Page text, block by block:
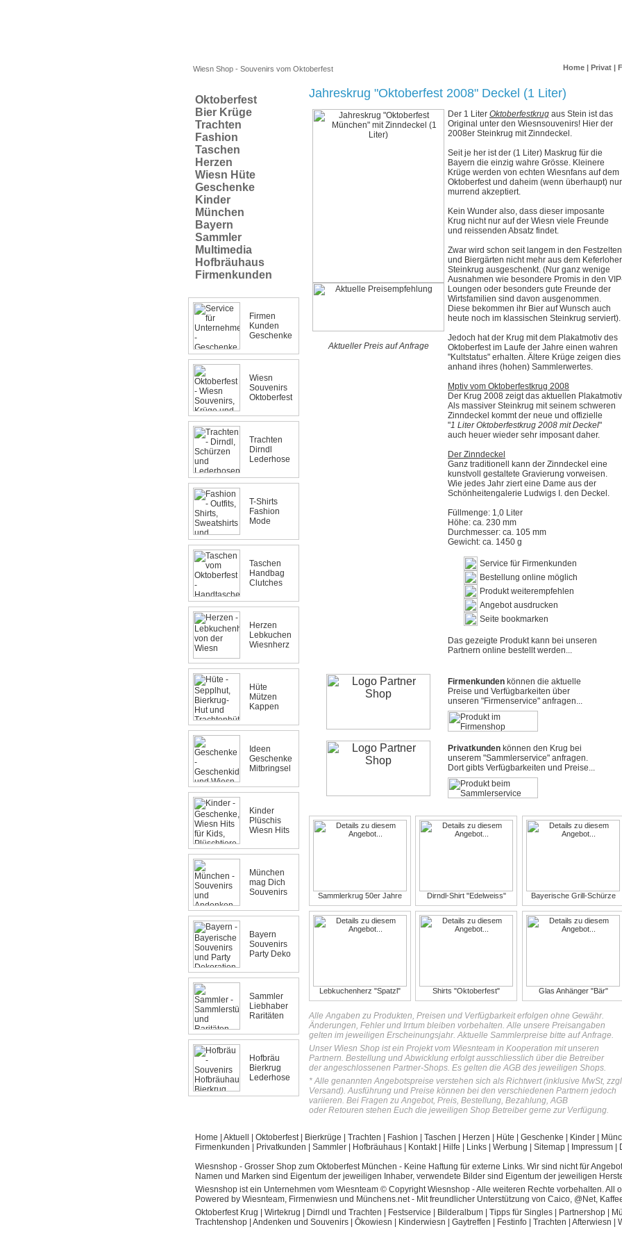
Wiesn Shop - Souvenirs vom Oktoberfest Home | Privat |
Oktoberfest
Bier Krüge
Trachten
Fashion
Taschen
Herzen
Wiesn Hüte
Geschenke
Kinder
München
Bayern
Sammler
Multimedia
Hofbräuhaus
Firmenkunden
Firmen
Kunden
Geschenke
Wiesn
Souvenirs
Oktoberfest
Trachten
Dirndl
Lederhose
T-Shirts
Fashion
Mode
Taschen
Handbag
Clutches
Herzen
Lebkuchen
Wiesnherz
Hüte
Mützen
Kappen
Ideen
Geschenke
Mitbringsel
Kinder
Plüschis
Wiesn Hits
München
mag Dich
Souvenirs
Bayern
Souvenirs
Party Deko
Sammler
Liebhaber
Raritäten
Hofbräu
Bierkrug
Lederhose
Jahreskrug "Oktoberfest 2008" Deckel (1 Liter)
Aktueller Preis auf Anfrage
Der 1 Liter Oktoberfestkrug aus Stein ist das
Original unter den Wiesnsouvenirs! Hier der
2008er Steinkrug mit Zinndeckel.
Seit je her ist der (1 Liter) Maskrug für die
Bayern die einzig wahre Grösse. Kleinere
Krüge werden von echten Wiesnfans auf dem
Oktoberfest und daheim (wenn überhaupt) nur
murrend akzeptiert.
Kein Wunder also, dass dieser imposante
Krug nicht nur auf der Wiesn viele Freunde
und reissenden Absatz findet.
Zwar wird schon seit langem in den Festzelten
und Biergärten nicht mehr aus dem Keferloher
Steinkrug ausgeschenkt. (Nur ganz wenige
Ausnahmen wie besondere Promis in den
Loungen oder besonders gute Freunde der
Wirtsfamilien sind davon ausgenommen.
Diese bekommen ihr Bier auf Wunsch auch
heute noch im klassischen Steinkrug serviert).
Jedoch hat der Krug mit dem Plakatmotiv des
Oktoberfest im Laufe der Jahre einen wahren
"Kultstatus" erhalten. Ältere Krüge zeigen dies
anhand ihres (hohen) Sammlerwertes.
Mptiv vom Oktoberfestkrug 2008
Der Krug 2008 zeigt das aktuellen
Als massiver Steinkrug mit seinem schweren
Zinndeckel kommt der neue und offizielle
"1 Liter Oktoberfestkrug 2008 mit Deckel"
auch heuer wieder sehr imposant daher.
Der Zinndeckel
Ganz traditionell kann der Zinndeckel eine
kunstvoll gestaltete Gravierung vorweisen.
Wie jedes Jahr ziert eine Dame aus der
Schönheitengalerie Ludwigs I. den Deckel.
Füllmenge: 1,0 Liter
Höhe: ca. 230 mm
Durchmesser: ca. 105 mm
Gewicht: ca. 1450 g
Service für Firmenkunden
Bestellung online möglich
Produkt weiterempfehlen
Angebot ausdrucken
Seite bookmarken
Das gezeigte Produkt kann bei unseren
Partnern online bestellt werden...
Firmenkunden können die aktuelle
Preise und Verfügbarkeiten über
unseren "Firmenservice" anfragen...
Privatkunden können den Krug bei
unserem "Sammlerservice" anfragen.
Dort gibts Verfügbarkeiten und Preise...
Sammlerkrug 50er Jahre Dirndl-Shirt "Edelweiss" Bayerische Grill-Schürze
Lebkuchenherz "Spatzl" Shirts "Oktoberfest" Glas Anhänger "Bär"
Alle Angaben zu Produkten, Preisen und Verfügbarkeit erfolgen ohne Gewähr.
Änderungen, Fehler und Irrtum bleiben vorbehalten. Alle unsere Preisangaben
gelten im jeweiligen Erscheinungsjahr. Aktuelle Sammlerpreise bitte auf Anfrage.
Unser Wiesn Shop ist ein Projekt vom Wiesnteam in Kooperation mit unseren
Partnern. Bestellung und Abwicklung erfolgt ausschliesslich über die Betreiber
der angeschlossenen Partner-Shops. Es gelten die AGB des jeweiligen Shops.
* Alle genannten Angebotspreise verstehen sich als Richtwert (inklusive MwSt,
Versand). Ausführung und Preise können bei den verschiedenen Partnern jedoch
variieren. Bei Fragen zu Angebot, Preis, Bestellung, Bezahlung, AGB
oder Retouren stehen Euch die jeweiligen Shop Betreiber gerne zur Verfügung.
Home Aktuell Oktoberfest| Bierkrüge Trachten Fashion Taschen Herzen Hüte Geschenke Kinder
Firmenkunden
Privatkunden Sammler Hofbräuhaus Kontakt| Hilfe Links Werbung Sitemap Impressum
Wiesnshop - Grosser Shop zum Oktoberfest München - Keine Haftung für externe Links. Wir sind nicht für
Namen und Marken sind Eigentum der jeweiligen Inhaber, verwendete Bilder sind Eigentum der jeweiligen
Wiesnshop ist ein Unternehmen vom Wiesnteam © Copyright Wiesnshop - Alle weiteren Rechte vorbehalten. All
Powered by Wiesnteam, Firmenwiesn und Münchens.net - Mit freundlicher Unterstützung von Caico, @Net,
Oktoberfest Krug
Wirtekrug Dirndl und Trachten Festservice Bilderalbum Tipps für Singles Partnershop
Trachtenshop Andenken und Souvenirs Ökowiesn Kinderwiesn Gaytreffen Festinfo Trachten Afterwiesn